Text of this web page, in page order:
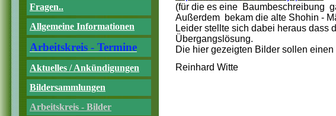
Fragen..
Allgemeine Informationen
Arbeitskreis - Termine
Aktuelles / Ankündigungen
Bildersammlungen
Arbeitskreis - Bilder
(für die es eine Baumbeschreibung
Außerdem bekam die alte Shohin -
Leider stellte sich dabei heraus dass
Übergangslösung.
Die hier gezeigten Bilder sollen
Reinhard Witte